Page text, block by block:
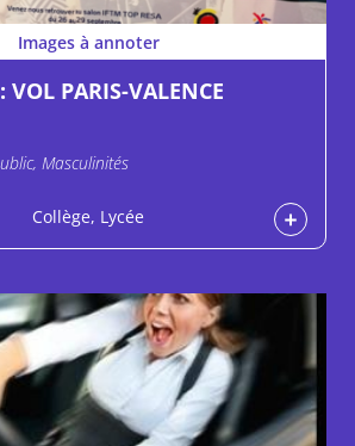
Images à annoter
VOL PARIS-VALENCE
Masculinités
Collège, Lycée